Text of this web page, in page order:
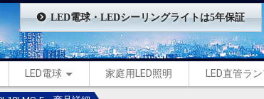
LED電球・LEDシーリングライトは5年保証
LED電球 家庭用LED照明 LED直管ラ